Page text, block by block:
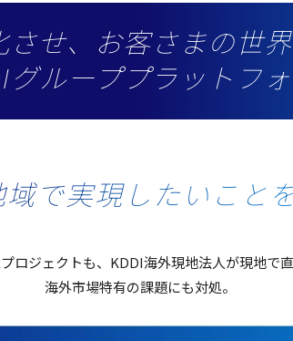
させ、お客さまの世
ループプラットフ
で実現したいこと
プロジェクトも、KDDI海外現地法人が現地で
海外市場特有の課題にも対処。